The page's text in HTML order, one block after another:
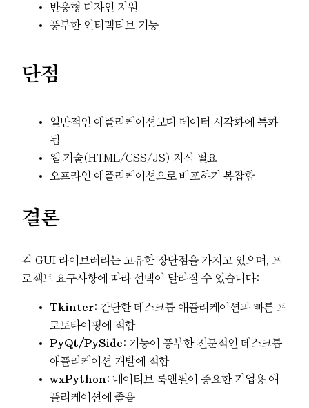
반응형 디자인 지원
풍부한 인터랙티브 기능
단점
일반적인 애플리케이션보다 데이터 시각화에 특화
됨
웹 기술(HTML/CSS/JS) 지식 필요
오프라인 애플리케이션으로 배포하기 복잡함
결론
각 GUI 라이브러리는 고유한 장단점을 가지고 있으며, 프
로젝트 요구사항에 따라 선택이 달라질 수 있습니다:
Tkinter: 간단한 데스크톱 애플리케이션과 빠른 프
로토타이핑에 적합
PyQt/PySide: 기능이 풍부한 전문적인 데스크톱
애플리케이션 개발에 적합
wxPython : 네이티브 룩앤필이 중요한 기업용 애
플리케이션에 좋음